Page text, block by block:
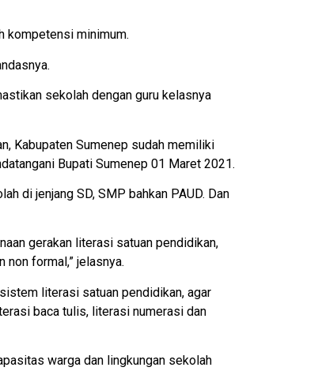
kompetensi minimum.
sekolah dengan guru kelasnya
Kabupaten Sumenep sudah memiliki
Bupati Sumenep 01 Maret 2021.
di jenjang SD, SMP bahkan PAUD. Dan
gerakan literasi satuan pendidikan,
formal,” jelasnya.
literasi satuan pendidikan, agar
baca tulis, literasi numerasi dan
warga dan lingkungan sekolah